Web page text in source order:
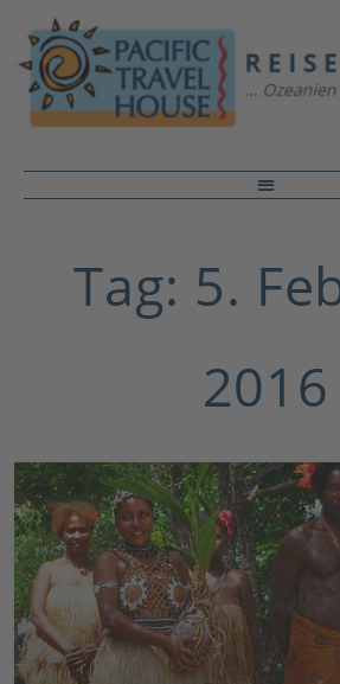
Tag: 5.
2016